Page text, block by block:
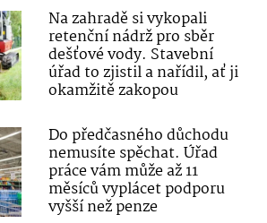
Na zahradě si vykopali
retenční nádrž pro sběr
dešťové vody. Stavební
úřad to zjistil a nařídil, ať ji
okamžitě zakopou
Do předčasného důchodu
nemusíte spěchat. Úřad
práce vám může až 11
měsíců vyplácet podporu
vyšší než penze